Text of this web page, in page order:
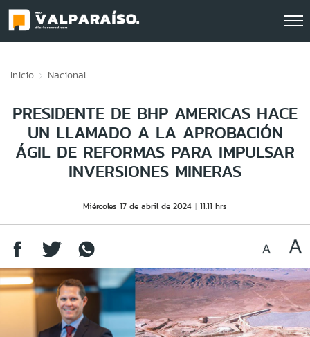
Inicio Nacional
PRESIDENTE DE BHP AMERICAS HACE
UN LLAMADO A LA APROBACIÓN
ÁGIL DE REFORMAS PARA IMPULSAR
INVERSIONES MINERAS
Miércoles 17 de abril de 2024 11:11 hrs